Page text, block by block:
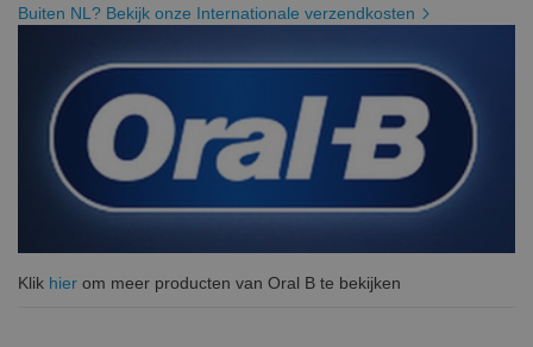
Buiten NL? Bekijk onze Internationale verzendkosten
Klik hier om meer producten van Oral B te bekijken